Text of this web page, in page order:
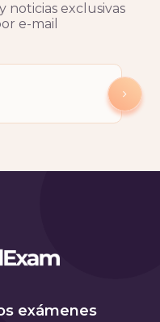
noticias exclusivas
e-mail
exámenes